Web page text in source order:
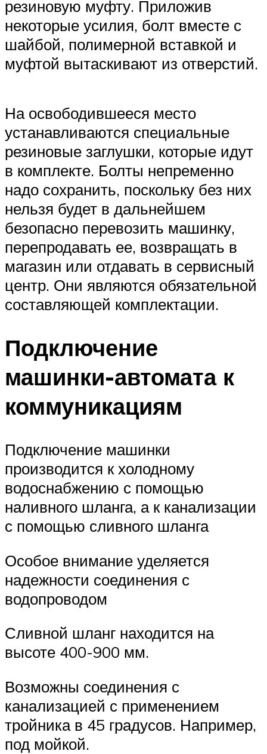
резиновую муфту. Приложив
некоторые усилия, болт вместе с
шайбой, полимерной вставкой и
муфтой вытаскивают из отверстий.
На освободившееся место
устанавливаются специальные
резиновые заглушки, которые идут
в комплекте. Болты непременно
надо сохранить, поскольку без них
нельзя будет в дальнейшем
безопасно перевозить машинку,
перепродавать ее, возвращать в
магазин или отдавать в сервисный
центр. Они являются обязательной
составляющей комплектации.
Подключение
машинки-автомата к
коммуникациям
Подключение машинки
производится к холодному
водоснабжению с помощью
наливного шланга, а к канализации
с помощью сливного шланга
Особое внимание уделяется
надежности соединения с
водопроводом
Сливной шланг находится на
высоте 400-900 мм.
Возможны соединения с
канализацией с применением
тройника в 45 градусов. Например,
под мойкой.